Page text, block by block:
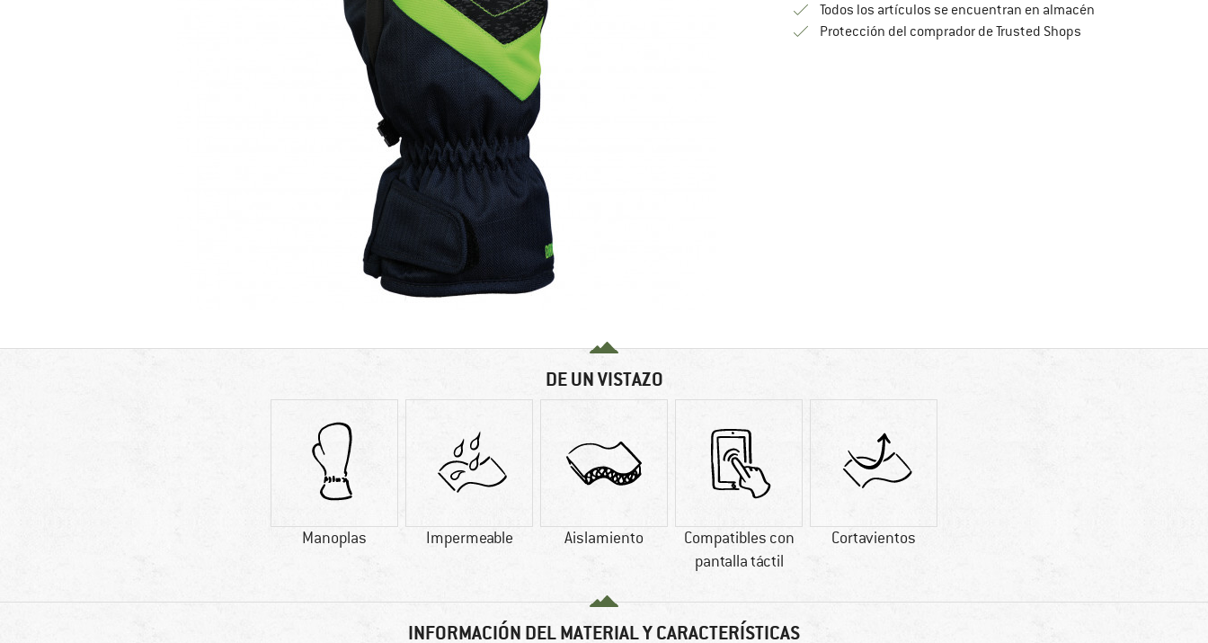
Todos los artículos se encuentran en almacén
Protección del comprador de Trusted Shops¡toda la información
DE UN VISTAZO
Manoplas Impermeable Aislamiento
Compatibles con
pantalla táctil
Cortavientos
INFORMACIÓN DEL MATERIAL Y CARACTERÍSTICAS